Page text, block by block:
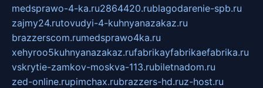
medsprawo-4-ka.ru2864420.rublagodarenie-spb.ru
zajmy24.rutovudyi-4-kuhnyanazakaz.ru
brazzerscom.rumedsprawo4ka.ru
xehyroo5kuhnyanazakaz.rufabrikayfabrikaefabrika.ru
vskrytie-zamkov-moskva-113.rubiletnadom.ru
zed-online.rupimchax.rubrazzers-hd.ruz-host.ru